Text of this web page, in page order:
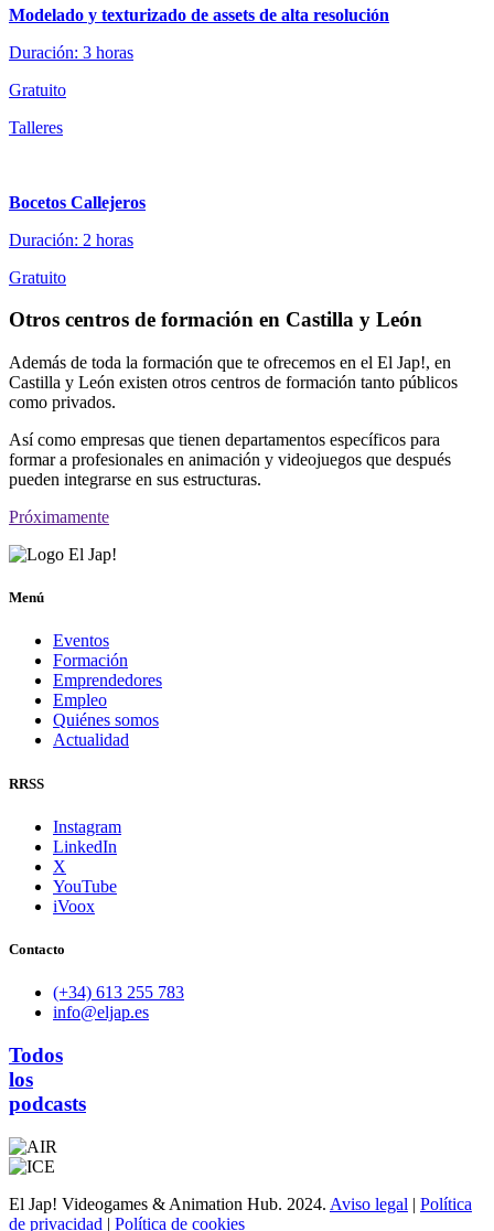
Modelado y texturizado de assets de alta resolución
Duración: 3 horas
Gratuito
Talleres
Bocetos Callejeros
Duración: 2 horas
Gratuito
Otros centros de formación en Castilla y León
Además de toda la formación que te ofrecemos en el El Jap!, en
Castilla y León existen otros centros de formación tanto públicos
como privados.
Así como empresas que tienen departamentos específicos para
formar a profesionales en animación y videojuegos que después
pueden integrarse en sus estructuras.
Próximamente
Menú
Eventos
Formación
Emprendedores
Empleo
Quiénes somos
Actualidad
RRSS
Instagram
LinkedIn
X
YouTube
iVoox
Contacto
(+34) 613 255 783
info@eljap.es
Todos
los
podcasts
El Jap! Videogames & Animation Hub. 2024. Aviso legal | Política
de privacidad | Política de cookies